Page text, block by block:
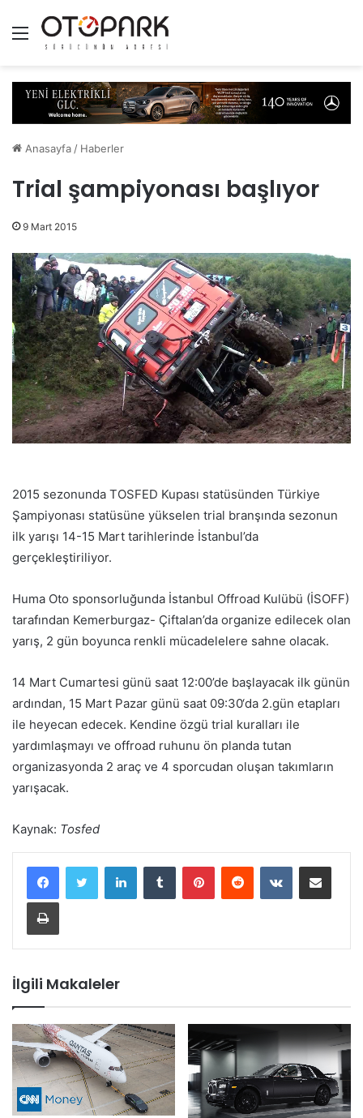
Menü
Anasayfa / Haberler
Trial şampiyonası başlıyor
9 Mart 2015
2015 sezonunda TOSFED Kupası statüsünden Türkiye
Şampiyonası statüsüne yükselen trial branşında sezonun
ilk yarışı 14-15 Mart tarihlerinde İstanbul’da
gerçekleştiriliyor.
Huma Oto sponsorluğunda İstanbul Offroad Kulübü (İSOFF)
tarafından Kemerburgaz- Çiftalan’da organize edilecek olan
yarış, 2 gün boyunca renkli mücadelelere sahne olacak.
14 Mart Cumartesi günü saat 12:00’de başlayacak ilk günün
ardından, 15 Mart Pazar günü saat 09:30‘da 2.gün etapları
ile heyecan edecek. Kendine özgü trial kuralları ile
yardımlaşmayı ve offroad ruhunu ön planda tutan
organizasyonda 2 araç ve 4 sporcudan oluşan takımların
yarışacak.
Kaynak: Tosfed
İlgili Makaleler